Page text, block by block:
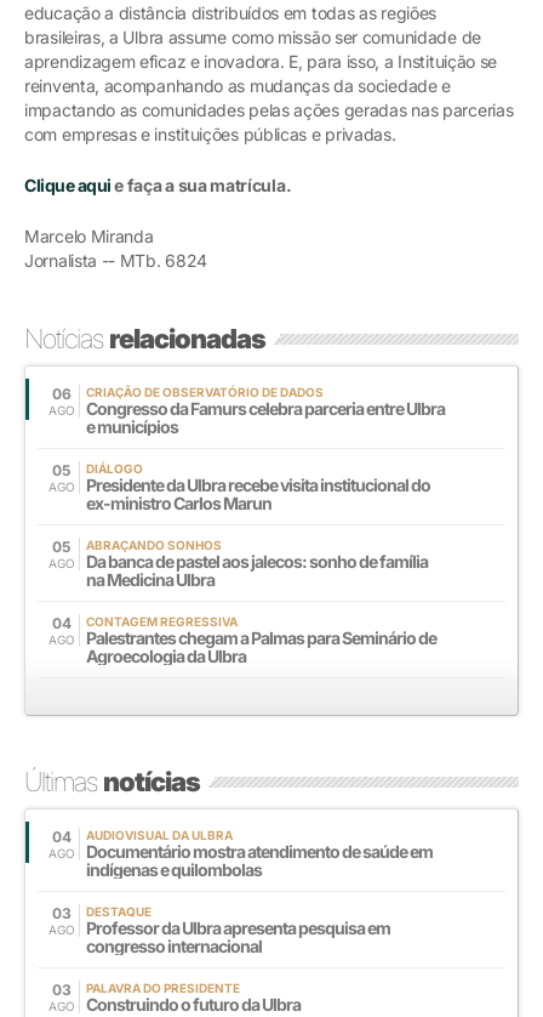
educação a distância distribuídos em todas as regiões
brasileiras, a Ulbra assume como missão ser comunidade de
aprendizagem eficaz e inovadora. E, para isso, a Instituição se
reinventa, acompanhando as mudanças da sociedade e
impactando as comunidades pelas ações geradas nas parcerias
com empresas e instituições públicas e privadas.
Clique aquie faça a sua matrícula.
Marcelo Miranda
Jornalista -- MTb. 6824
Notíciasrelacionadas
06
AGO
CRIAÇÃO DE OBSERVATÓRIO DE DADOS
Congresso da Famurs celebra parceria entre Ulbra
e municípios
05
AGO
DIÁLOGO
Presidente da Ulbra recebe visita institucional do
ex-ministro Carlos Marun
05
AGO
ABRAÇANDO SONHOS
Da banca de pastel aos jalecos: sonho de família
na Medicina Ulbra
04
AGO
CONTAGEM REGRESSIVA
Palestrantes chegam a Palmas para Seminário de
Agroecologia da Ulbra
Últimasnotícias
04
AGO
AUDIOVISUAL DA ULBRA
Documentário mostra atendimento de saúde em
indígenas e quilombolas
03
AGO
DESTAQUE
Professor da Ulbra apresenta pesquisa em
congresso internacional
03
AGO
PALAVRA DO PRESIDENTE
Construindo o futuro da Ulbra